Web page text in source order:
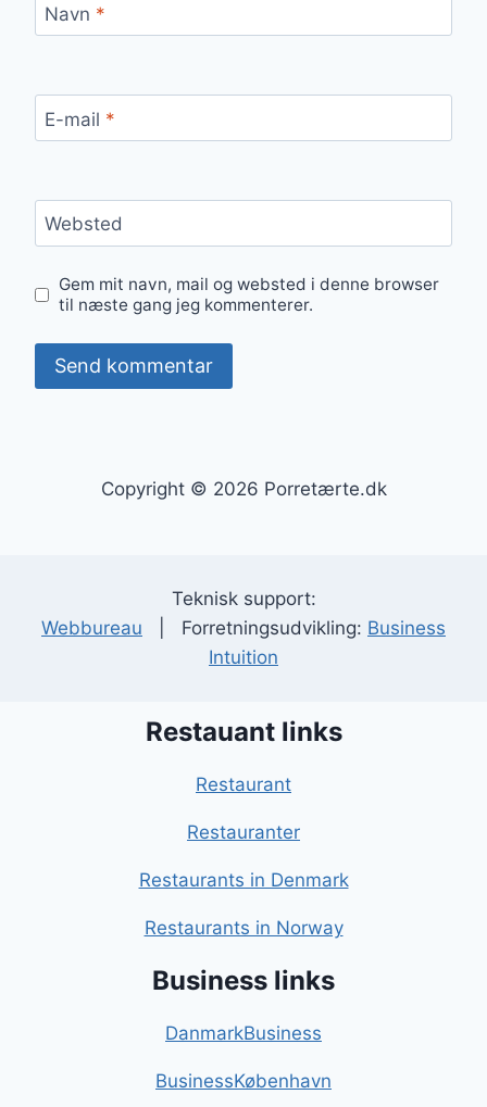
Navn *
E-mail *
Websted
Gem mit navn, mail og websted i denne browser
til næste gang jeg kommenterer.
Copyright © 2026 Porretærte.dk
Teknisk support:
Webbureau | Forretningsudvikling: Business
Intuition
Restauant links
Restaurant
Restauranter
Restaurants in Denmark
Restaurants in Norway
Business links
DanmarkBusiness
BusinessKøbenhavn